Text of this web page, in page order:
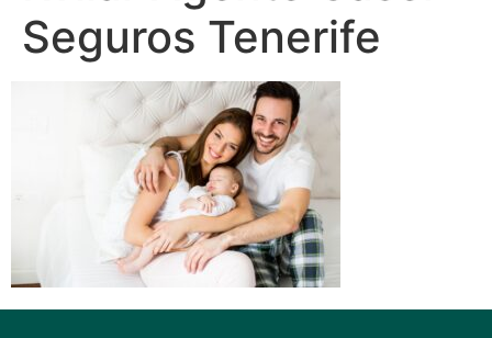
Seguros Tenerife